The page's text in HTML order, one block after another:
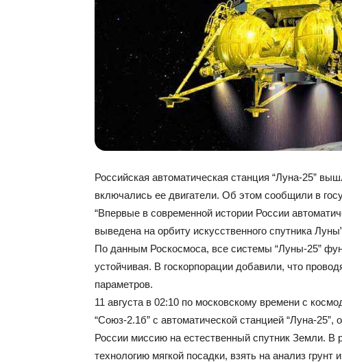
Российская автоматическая станция “Луна-25”
включались ее двигатели. Об этом сообщили в
“Впервые в современной истории России
выведена на орбиту искусственного спутника
По данным Роскосмоса, все системы “Луны-25”
устойчивая. В госкорпорации добавили, что
параметров.
11 августа в 02:10 по московскому времени с
“Союз-2.1б” с автоматической станцией “Луна-
России миссию на естественный спутник Земли. В
технологию мягкой посадки, взять на анализ